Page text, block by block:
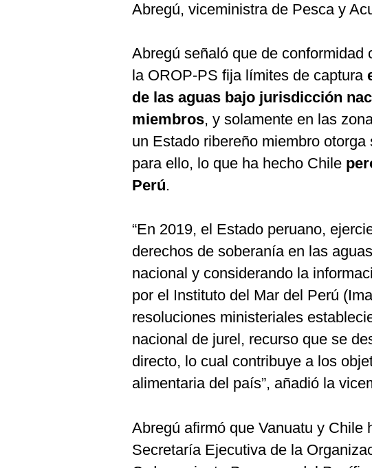
Abregú, viceministra de Pesca y
Abregú señaló que de conformidad
la OROP-PS fija límites de captura
de las aguas bajo jurisdicción
miembros, y solamente en las
un Estado ribereño miembro
para ello, lo que ha hecho Chile
Perú.
“En 2019, el Estado peruano,
derechos de soberanía en las
nacional y considerando la
por el Instituto del Mar del Perú
resoluciones ministeriales
nacional de jurel, recurso que se
directo, lo cual contribuye a los
alimentaria del país”, añadió la
Abregú afirmó que Vanuatu y Chile
Secretaría Ejecutiva de la